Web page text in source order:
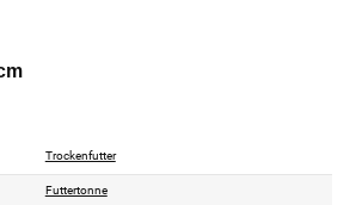
Trockenfutter
Futtertonne